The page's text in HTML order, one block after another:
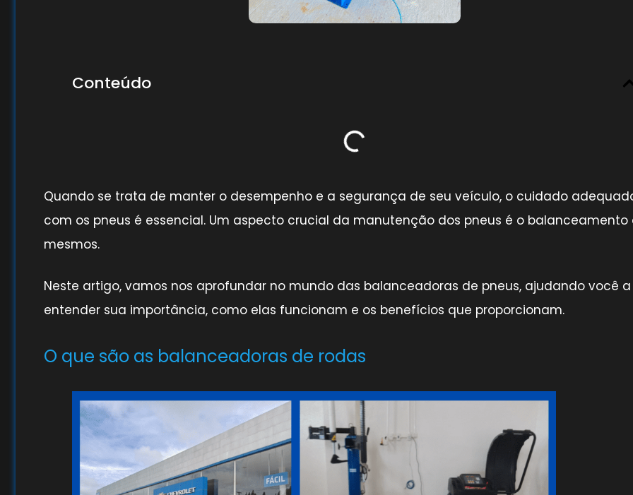
Conteúdo
Quando se trata de manter o desempenho e a segurança de seu veículo, o cuidado
com os pneus é essencial. Um aspecto crucial da manutenção dos pneus é o balanceamento
mesmos.
Neste artigo, vamos nos aprofundar no mundo das balanceadoras de pneus, ajudando você a
entender sua importância, como elas funcionam e os benefícios que proporcionam.
O que são as balanceadoras de rodas